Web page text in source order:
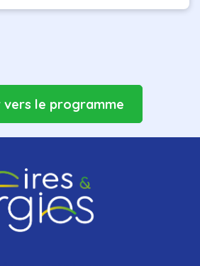
vers le programme